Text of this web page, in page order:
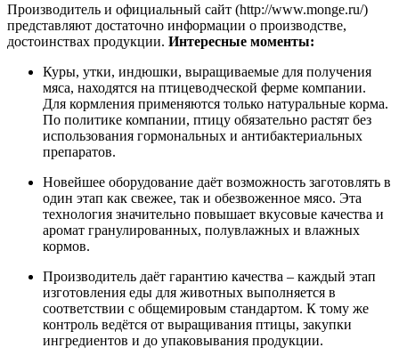
Производитель и официальный сайт (http://www.monge.ru/)
представляют достаточно информации о производстве,
достоинствах продукции. Интересные моменты:
Куры, утки, индюшки, выращиваемые для получения
мяса, находятся на птицеводческой ферме компании.
Для кормления применяются только натуральные корма.
По политике компании, птицу обязательно растят без
использования гормональных и антибактериальных
препаратов.
Новейшее оборудование даёт возможность заготовлять в
один этап как свежее, так и обезвоженное мясо. Эта
технология значительно повышает вкусовые качества и
аромат гранулированных, полувлажных и влажных
кормов.
Производитель даёт гарантию качества – каждый этап
изготовления еды для животных выполняется в
соответствии с общемировым стандартом. К тому же
контроль ведётся от выращивания птицы, закупки
ингредиентов и до упаковывания продукции.